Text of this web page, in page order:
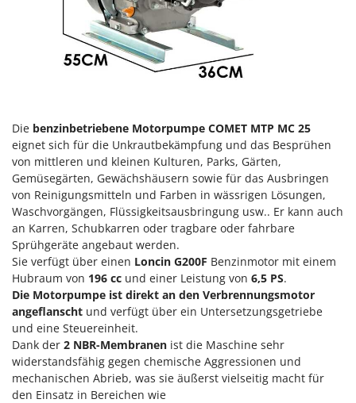
Klimaanlagen – Klimageräte
Knetmaschinen
Knochensägen
Kreiseleggen
Küchenreiben - elektrisch
Kükenaufzuchtboxen
L
Laderampe aus Aluminium
Laubsauger - Laubbläser
Laubsauger auf Rädern
Luftentfeuchter
Luftkühler
M
Mähroboter
Maisentkörnungsmaschinen
Echo
EcoFlow
Einhell
Elegen
Energy Gruppi
Enotecnica Pillan
Eschenfelder
EuroMech
Eurosystems
F
FAC
Fama Industrie
Famag
Famur
Die benzinbetriebene Motorpumpe COMET MTP MC 25
eignet sich für die Unkrautbekämpfung und das Besprühen
von mittleren und kleinen Kulturen, Parks, Gärten,
Gemüsegärten, Gewächshäusern sowie für das Ausbringen
von Reinigungsmitteln und Farben in wässrigen Lösungen,
Waschvorgängen, Flüssigkeitsausbringung usw.. Er kann auch
an Karren, Schubkarren oder tragbare oder fahrbare
Sprühgeräte angebaut werden.
Sie verfügt über einen Loncin G200F Benzinmotor mit einem
Hubraum von 196 cc und einer Leistung von 6,5 PS.
Die Motorpumpe ist direkt an den Verbrennungsmotor
angeflanscht und verfügt über ein Untersetzungsgetriebe
und eine Steuereinheit.
Dank der 2 NBR-Membranen ist die Maschine sehr
widerstandsfähig gegen chemische Aggressionen und
mechanischen Abrieb, was sie äußerst vielseitig macht für
den Einsatz in Bereichen wie